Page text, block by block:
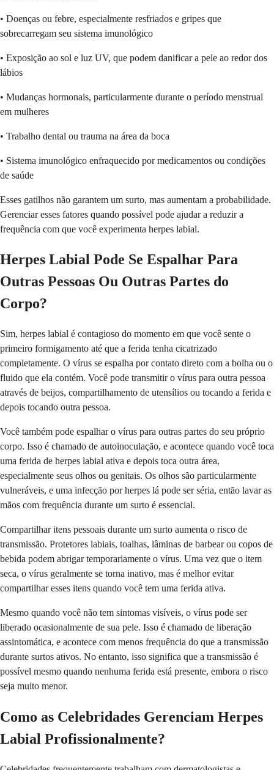
• Doenças ou febre, especialmente resfriados e gripes que
sobrecarregam seu sistema imunológico
• Exposição ao sol e luz UV, que podem danificar a pele ao redor dos
lábios
• Mudanças hormonais, particularmente durante o período menstrual
em mulheres
• Trabalho dental ou trauma na área da boca
• Sistema imunológico enfraquecido por medicamentos ou condições
de saúde
Esses gatilhos não garantem um surto, mas aumentam a probabilidade.
Gerenciar esses fatores quando possível pode ajudar a reduzir a
frequência com que você experimenta herpes labial.
Herpes Labial Pode Se Espalhar Para
Outras Pessoas Ou Outras Partes do
Corpo?
Sim, herpes labial é contagioso do momento em que você sente o
primeiro formigamento até que a ferida tenha cicatrizado
completamente. O vírus se espalha por contato direto com a bolha ou o
fluido que ela contém. Você pode transmitir o vírus para outra pessoa
através de beijos, compartilhamento de utensílios ou tocando a ferida e
depois tocando outra pessoa.
Você também pode espalhar o vírus para outras partes do seu próprio
corpo. Isso é chamado de autoinoculação, e acontece quando você toca
uma ferida de herpes labial ativa e depois toca outra área,
especialmente seus olhos ou genitais. Os olhos são particularmente
vulneráveis, e uma infecção por herpes lá pode ser séria, então lavar as
mãos com frequência durante um surto é essencial.
Compartilhar itens pessoais durante um surto aumenta o risco de
transmissão. Protetores labiais, toalhas, lâminas de barbear ou copos de
bebida podem abrigar temporariamente o vírus. Uma vez que o item
seca, o vírus geralmente se torna inativo, mas é melhor evitar
compartilhar esses itens quando você tem uma ferida ativa.
Mesmo quando você não tem sintomas visíveis, o vírus pode ser
liberado ocasionalmente de sua pele. Isso é chamado de liberação
assintomática, e acontece com menos frequência do que a transmissão
durante surtos ativos. No entanto, isso significa que a transmissão é
possível mesmo quando nenhuma ferida está presente, embora o risco
seja muito menor.
Como as Celebridades Gerenciam Herpes
Labial Profissionalmente?